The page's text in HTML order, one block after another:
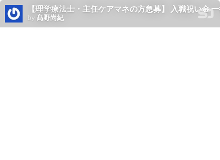
【理学療法士・主任ケアマネの方急募】 入職祝い金
by髙野尚紀